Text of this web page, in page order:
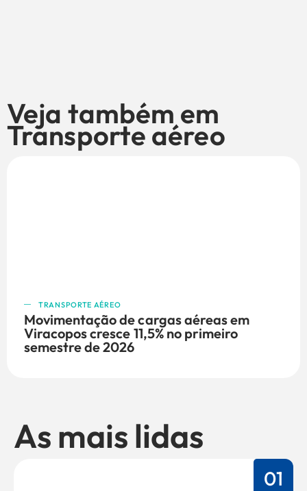
Veja também em
Transporte aéreo
TRANSPORTE AÉREO
Movimentação de cargas aéreas em
Viracopos cresce 11,5% no primeiro
semestre de 2026
As mais lidas
01